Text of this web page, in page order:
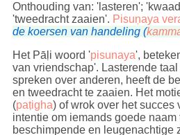
Onthouding van: 'lasteren';
'tweedracht zaaien'. Pisuṇaya
de koersen van handeling (
Het Pāḷi woord 'pisunaya',
van vriendschap'. Lasterende
spreken over anderen, heeft de
en tweedracht te zaaien. Het
(paṭigha) of wrok over het succes
intentie om iemands goede naam
beschimpende en leugenachtige